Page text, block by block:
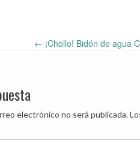
← ¡Chollo! Bidón de agua
electrónico no será publicada.